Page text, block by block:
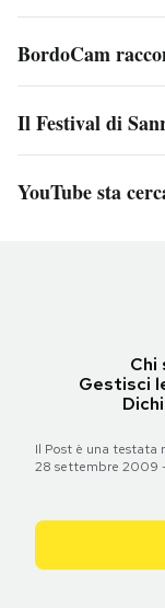
BordoCam
Il Festival di
YouTube sta
Chi
Gestisci
Il Post è una testata
28 settembre 2009